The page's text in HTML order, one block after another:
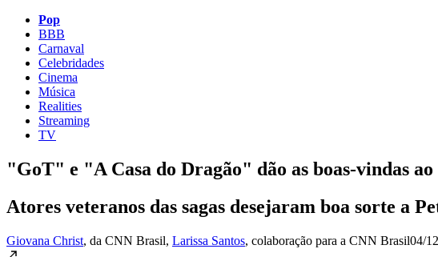
Pop
BBB
Carnaval
Celebridades
Cinema
Música
Realities
Streaming
TV
"GoT" e "A Casa do Dragão" dão as boas-vindas
Atores veteranos das sagas desejaram boa sorte a
Giovana Christ, da CNN Brasil, Larissa Santos, colaboração para a CNN Brasil04/